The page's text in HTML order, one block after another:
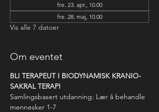
fre. 23. apr., 10.00
fre. 28. maj, 10.00
Vis alle 7 datoer
Om eventet
BLI TERAPEUT I BIODYNAMISK KRANIO-
SAKRAL TERAPI
Samlingsbasert utdanning: Lær å behandle
mennesker 1-7